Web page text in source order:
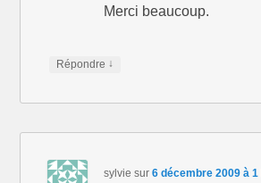
Merci beaucoup.
Répondre ↓
sylvie sur6 décembre 2009 à 1